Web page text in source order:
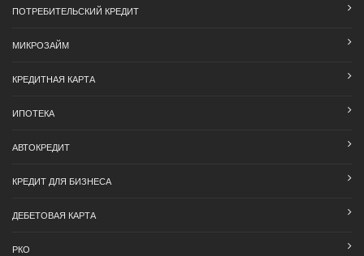
ПОТРЕБИТЕЛЬСКИЙ КРЕДИТ
МИКРОЗАЙМ
КРЕДИТНАЯ КАРТА
ИПОТЕКА
АВТОКРЕДИТ
КРЕДИТ ДЛЯ БИЗНЕСА
ДЕБЕТОВАЯ КАРТА
РКО